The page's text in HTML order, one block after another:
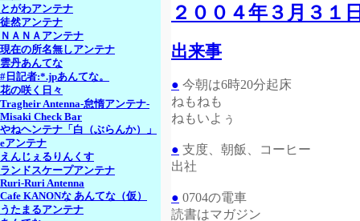
２００４年３月３１日
出来事
● 今朝は6時20分起床
ねもねも
ねもいよぅ
● 支度、朝飯、コーヒー
出社
● 0704の電車
読書はマガジン
とがわアンテナ
徒然アンテナ
ＮＡＮＡアンテナ
現在の所名無しアンテナ
雲丹あんてな
#日記者:*.jpあんてな。
花の咲く日々
Tragheir Antenna-怠惰アンテナ-
Misaki Check Bar
やねヘンテナ「白（ぶらんか）」
eアンテナ
えんじぇるりんくす
ランドスケープアンテナ
Ruri-Ruri Antenna
Cafe KANONな あんてな（仮）
うたまるアンテナ